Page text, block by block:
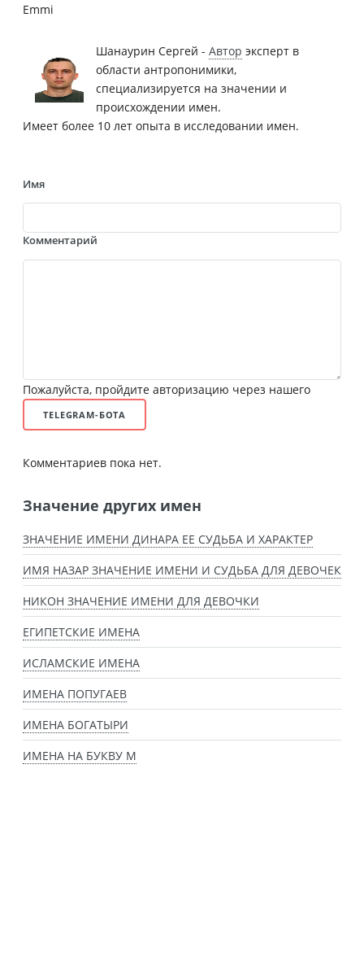
Emmi
Шанаурин Сергей - Автор эксперт в
области антропонимики,
специализируется на значении и
происхождении имен.
Имеет более 10 лет опыта в исследовании имен.
Имя
Комментарий
Пожалуйста, пройдите авторизацию через нашего
TELEGRAM-БОТА
Комментариев пока нет.
Значение других имен
ЗНАЧЕНИЕ ИМЕНИ ДИНАРА ЕЕ СУДЬБА И ХАРАКТЕР
ИМЯ НАЗАР ЗНАЧЕНИЕ ИМЕНИ И СУДЬБА ДЛЯ ДЕВОЧЕК
НИКОН ЗНАЧЕНИЕ ИМЕНИ ДЛЯ ДЕВОЧКИ
ЕГИПЕТСКИЕ ИМЕНА
ИСЛАМСКИЕ ИМЕНА
ИМЕНА ПОПУГАЕВ
ИМЕНА БОГАТЫРИ
ИМЕНА НА БУКВУ М